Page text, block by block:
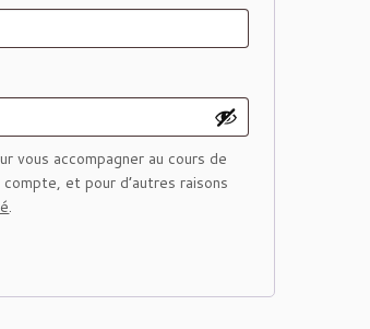
vous accompagner au cours de
et pour d’autres raisons
.